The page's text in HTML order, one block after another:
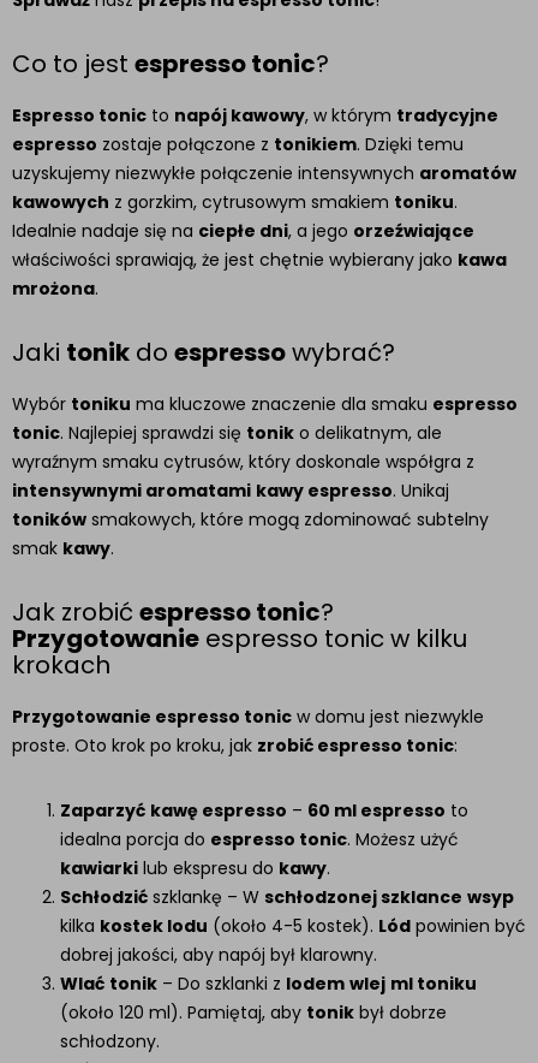
Co to jest espresso tonic?
Espresso tonic to napój kawowy, w którym tradycyjne
espresso zostaje połączone z tonikiem. Dzięki temu
uzyskujemy niezwykłe połączenie intensywnych aromatów
kawowych z gorzkim, cytrusowym smakiem toniku.
Idealnie nadaje się na ciepłe dni, a jego orzeźwiające
właściwości sprawiają, że jest chętnie wybierany jako kawa
mrożona.
Jaki tonik do espressowybrać?
Wybór toniku ma kluczowe znaczenie dla smaku espresso
tonic. Najlepiej sprawdzi się tonik o delikatnym, ale
wyraźnym smaku cytrusów, który doskonale współgra z
intensywnymi aromatami kawy espresso. Unikaj
toników smakowych, które mogą zdominować subtelny
smak kawy.
Jak zrobić espresso tonic?
Przygotowanie espresso tonic w kilku
krokach
Przygotowanie espresso tonic w domu jest niezwykle
proste. Oto krok po kroku, jak zrobić espresso tonic:
Zaparzyć kawę espresso – 60 ml espresso to
idealna porcja do espresso tonic. Możesz użyć
kawiarki lub ekspresu do kawy.
Schłodzić szklankę – W schłodzonej szklance wsyp
kilka kostek lodu (około 4-5 kostek). Lód powinien być
dobrej jakości, aby napój był klarowny.
Wlać tonik – Do szklanki z lodem wlej ml toniku
(około 120 ml). Pamiętaj, aby tonik był dobrze
schłodzony.